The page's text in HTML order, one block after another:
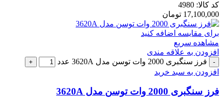
کد کالا: 4980
17,100,000 تومان
برای مقایسه اضافه کنید
مشاهده سریع
افزودن به علاقه مندی
فرز سنگبری 2000 وات توسن مدل 3620A عدد
افزودن به سبد خرید
فرز سنگبری 2000 وات توسن مدل 3620A